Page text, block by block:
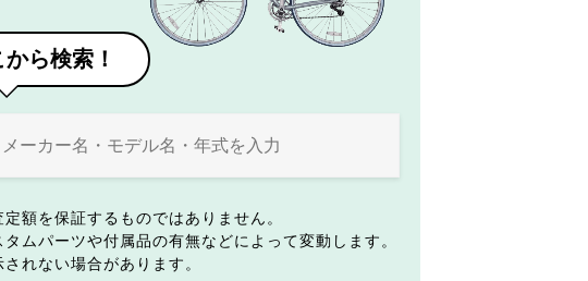
ら検索！
額を保証するものではありません。
ムパーツや付属品の有無などによって変動します。
れない場合があります。